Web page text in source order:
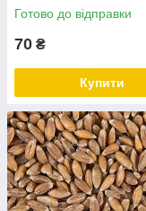
Готово до відправки
70 ₴
Купити